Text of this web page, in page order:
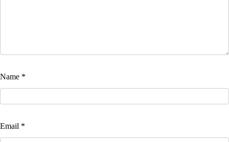
Name *
Email *